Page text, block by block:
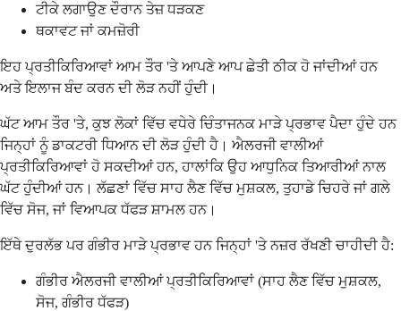
ਟੀਕੇ ਲਗਾਉਣ ਦੌਰਾਨ ਤੇਜ਼ ਧੜਕਣ
ਥਕਾਵਟ ਜਾਂ ਕਮਜ਼ੋਰੀ
ਇਹ ਪ੍ਰਤੀਕਿਰਿਆਵਾਂ ਆਮ ਤੌਰ 'ਤੇ ਆਪਣੇ ਆਪ ਛੇਤੀ ਠੀਕ ਹੋ ਜਾਂਦੀਆਂ ਹਨ
ਅਤੇ ਇਲਾਜ ਬੰਦ ਕਰਨ ਦੀ ਲੋੜ ਨਹੀਂ ਹੁੰਦੀ।
ਘੱਟ ਆਮ ਤੌਰ 'ਤੇ, ਕੁਝ ਲੋਕਾਂ ਵਿੱਚ ਵਧੇਰੇ ਚਿੰਤਾਜਨਕ ਮਾੜੇ ਪ੍ਰਭਾਵ ਪੈਦਾ ਹੁੰਦੇ ਹਨ
ਜਿਨ੍ਹਾਂ ਨੂੰ ਡਾਕਟਰੀ ਧਿਆਨ ਦੀ ਲੋੜ ਹੁੰਦੀ ਹੈ। ਐਲਰਜੀ ਵਾਲੀਆਂ
ਪ੍ਰਤੀਕਿਰਿਆਵਾਂ ਹੋ ਸਕਦੀਆਂ ਹਨ, ਹਾਲਾਂਕਿ ਉਹ ਆਧੁਨਿਕ ਤਿਆਰੀਆਂ ਨਾਲ
ਘੱਟ ਹੁੰਦੀਆਂ ਹਨ। ਲੱਛਣਾਂ ਵਿੱਚ ਸਾਹ ਲੈਣ ਵਿੱਚ ਮੁਸ਼ਕਲ, ਤੁਹਾਡੇ ਚਿਹਰੇ ਜਾਂ ਗਲੇ
ਵਿੱਚ ਸੋਜ, ਜਾਂ ਵਿਆਪਕ ਧੱਫੜ ਸ਼ਾਮਲ ਹਨ।
ਇੱਥੇ ਦੁਰਲੱਭ ਪਰ ਗੰਭੀਰ ਮਾੜੇ ਪ੍ਰਭਾਵ ਹਨ ਜਿਨ੍ਹਾਂ 'ਤੇ ਨਜ਼ਰ ਰੱਖਣੀ ਚਾਹੀਦੀ ਹੈ:
ਗੰਭੀਰ ਐਲਰਜੀ ਵਾਲੀਆਂ ਪ੍ਰਤੀਕਿਰਿਆਵਾਂ (ਸਾਹ ਲੈਣ ਵਿੱਚ ਮੁਸ਼ਕਲ,
ਸੋਜ, ਗੰਭੀਰ ਧੱਫੜ)